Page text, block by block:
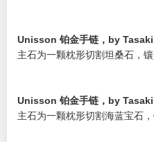
Unisson 铂金手链，by Tasaki
主石为一颗枕形切割坦桑石，
Unisson 铂金手链，by Tasaki
主石为一颗枕形切割海蓝宝石